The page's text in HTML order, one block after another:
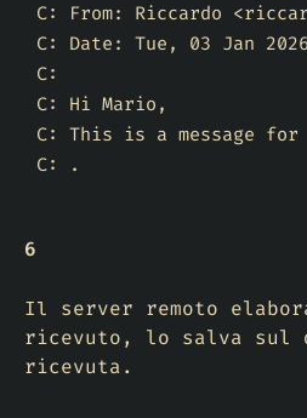
C: From: Riccardo
C: Date: Tue, 03 Jan
C:
C: Hi Mario,
C: This is a message for
C: .
6
Il server remoto
ricevuto, lo salva sul
ricevuta.